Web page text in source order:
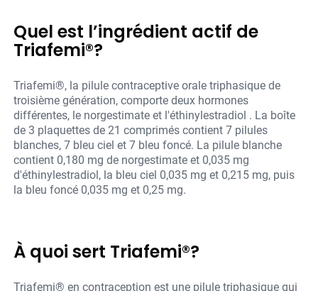
Quel est l’ingrédient actif de
Triafemi®?
Triafemi®, la pilule contraceptive orale triphasique de
troisième génération, comporte deux hormones
différentes, le norgestimate et l'éthinylestradiol . La boîte
de 3 plaquettes de 21 comprimés contient 7 pilules
blanches, 7 bleu ciel et 7 bleu foncé. La pilule blanche
contient 0,180 mg de norgestimate et 0,035 mg
d'éthinylestradiol, la bleu ciel 0,035 mg et 0,215 mg, puis
la bleu foncé 0,035 mg et 0,25 mg.
À quoi sert Triafemi®?
Triafemi® en contraception est une pilule triphasique qui